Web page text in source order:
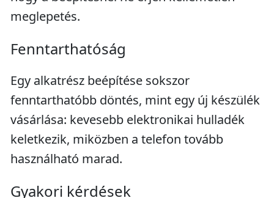
meglepetés.
Fenntarthatóság
Egy alkatrész beépítése sokszor
fenntarthatóbb döntés, mint egy új készülék
vásárlása: kevesebb elektronikai hulladék
keletkezik, miközben a telefon tovább
használható marad.
Gyakori kérdések